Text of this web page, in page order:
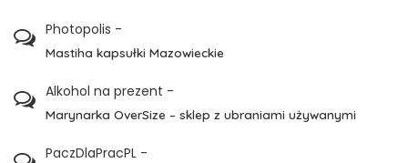
Photopolis -
Mastiha kapsułki Mazowieckie
Alkohol na prezent -
Marynarka OverSize – sklep z ubraniami używanymi
PaczDlaPracPL -